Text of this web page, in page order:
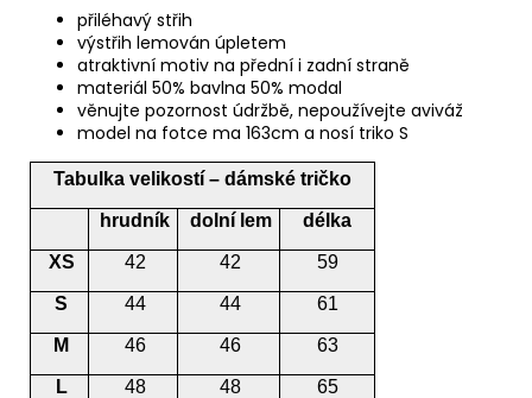
přiléhavý střih
výstřih lemován úpletem
atraktivní motiv na přední i zadní straně
materiál 50% bavlna 50% modal
věnujte pozornost údržbě, nepoužívejte aviváž
model na fotce ma 163cm a nosí triko S
Tabulka velikostí – dámské tričko
hrudník dolní lem délka
XS 42 42 59
S 44 44 61
M 46 46 63
L 48 48 65